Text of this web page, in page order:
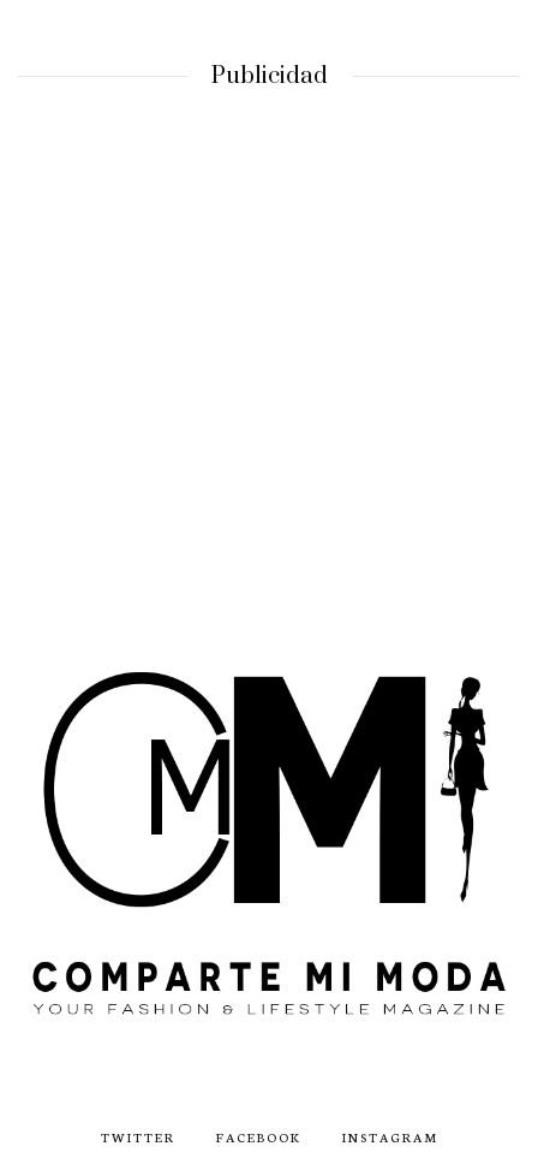
Publicidad
TWITTER FACEBOOK INSTAGRAM